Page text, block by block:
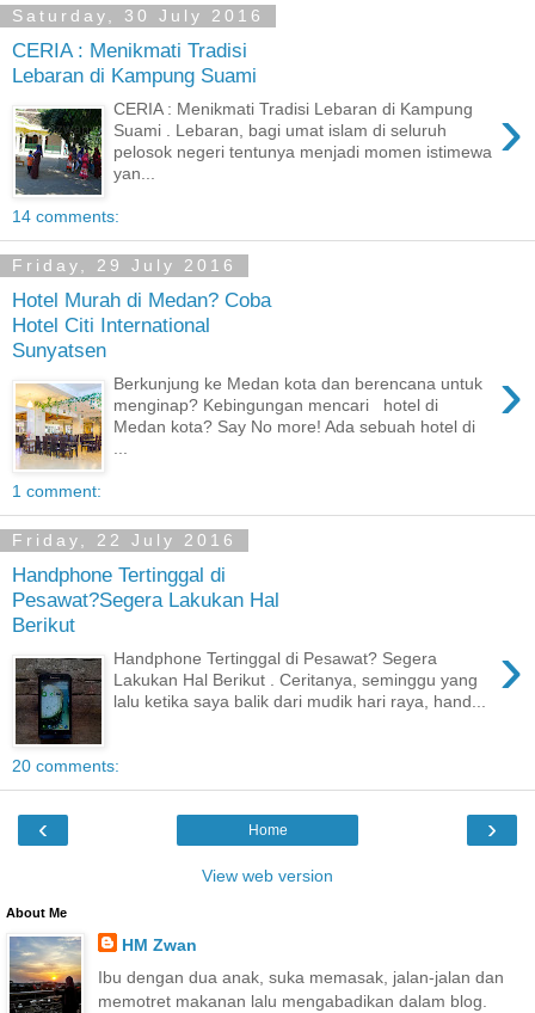
Saturday, 30 July 2016
CERIA : Menikmati Tradisi
Lebaran di Kampung Suami
›
CERIA : Menikmati Tradisi Lebaran di Kampung
Suami . Lebaran, bagi umat islam di seluruh
pelosok negeri tentunya menjadi momen istimewa
yan...
14 comments:
Friday, 29 July 2016
Hotel Murah di Medan? Coba
Hotel Citi International
Sunyatsen
›
Berkunjung ke Medan kota dan berencana untuk
menginap? Kebingungan mencari hotel di
Medan kota? Say No more! Ada sebuah hotel di
...
1 comment:
Friday, 22 July 2016
Handphone Tertinggal di
Pesawat?Segera Lakukan Hal
Berikut
›
Handphone Tertinggal di Pesawat? Segera
Lakukan Hal Berikut . Ceritanya, seminggu yang
lalu ketika saya balik dari mudik hari raya, hand...
20 comments:
‹ ›
Home
View web version
About Me
HM Zwan
Ibu dengan dua anak, suka memasak, jalan-jalan dan
memotret makanan lalu mengabadikan dalam blog.